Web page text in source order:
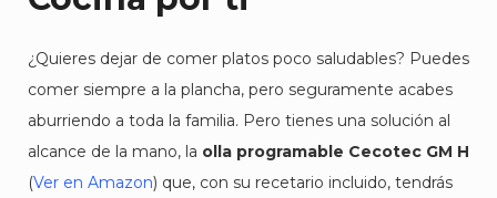
¿Quieres dejar de comer platos poco saludables? Puedes
comer siempre a la plancha, pero seguramente acabes
aburriendo a toda la familia. Pero tienes una solución al
alcance de la mano, la olla programable Cecotec GM H
(Ver en Amazon) que, con su recetario incluido, tendrás